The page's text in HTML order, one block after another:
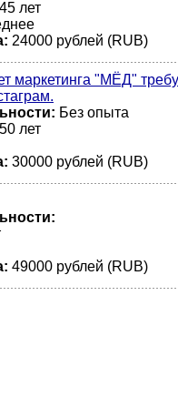
лет
24000 рублей (RUB)
маркетинга "МЁД"
Без опыта
лет
30000 рублей (RUB)
49000 рублей (RUB)